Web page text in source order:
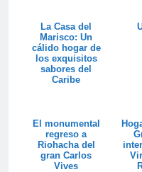
La Casa del
Marisco: Un
cálido hogar de
los exquisitos
sabores del
Caribe
El monumental
regreso a
Riohacha del
gran Carlos
Vives